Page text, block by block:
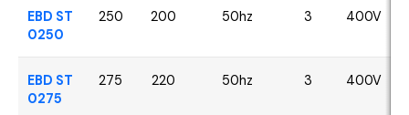
EBD ST
0250
250 200 50hz 3 400V
EBD ST
0275
275 220 50hz 3 400V